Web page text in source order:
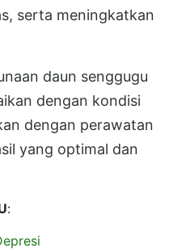
serta meningkatkan
daun senggugu
dengan kondisi
dengan perawatan
yang optimal dan
: